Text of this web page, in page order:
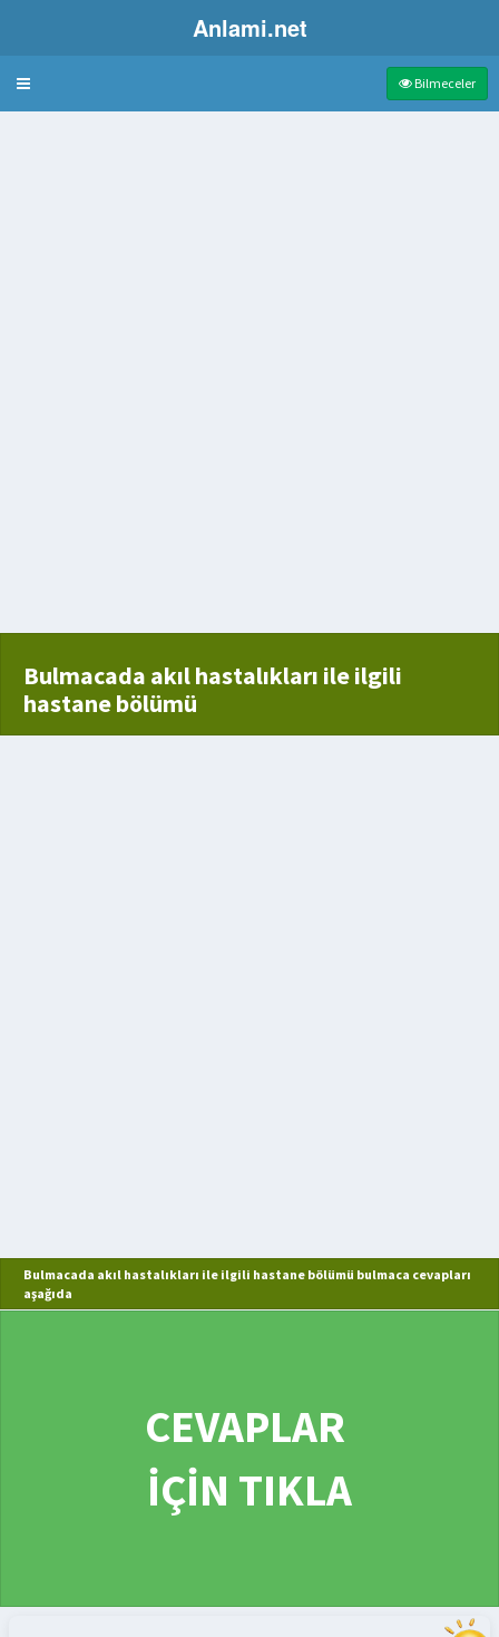
Anlami.net
Bulmaca Bilmeceler
Bulmacada akıl hastalıkları ile ilgili
hastane bölümü
Bulmacada akıl hastalıkları ile ilgili hastane bölümü bulmaca cevapları
aşağıda
CEVAPLAR
İÇİN TIKLA